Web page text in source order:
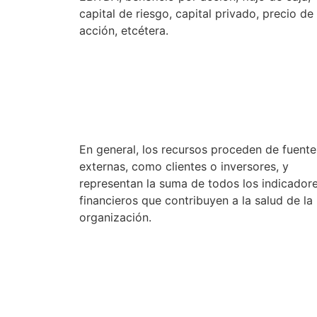
capital de riesgo, capital privado, precio de
acción, etcétera.
En general, los recursos proceden de
externas, como clientes o inversores, y
representan la suma de todos los
financieros que contribuyen a la salud de la
organización.